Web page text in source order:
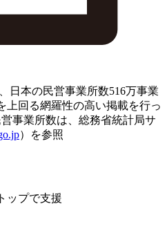
日本の民営事業所数516万事業
上回る網羅性の高い掲載を行っ
事業所数は、総務省統計局サ
）を参照
ップで支援